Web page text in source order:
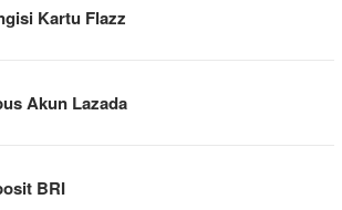
Kartu Flazz
Akun Lazada
BRI